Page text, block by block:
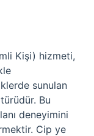
Kişi) hizmeti,
sunulan
Bu
deneyimini
Cip ye